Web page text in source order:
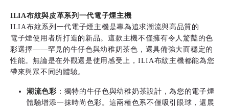
ILIA布紋與皮革系列一代電子煙主機
ILIA布紋系列一代電子煙主機是專為追求潮流與高品質的
電子煙使用者所打造的新品。這款主機不僅擁有令人驚豔的色
彩選擇——罕見的牛仔色與幼稚奶茶色，還具備強大而穩定的
性能。無論是在外觀還是使用感受上，ILIA布紋主機都能為您
帶來與眾不同的體驗。
潮流色彩 ：獨特的牛仔色與幼稚奶茶設計，為您的電子煙
體驗增添一抹時尚色彩。這兩種色系不僅吸引眼球，還展